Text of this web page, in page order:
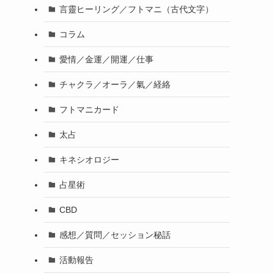
言靈ヒーリング／フトマニ（古代文字）
コラム
愛情／金運／開運／仕事
チャクラ／オーラ／氣／経絡
フトマニカード
太占
キネシオロジー
占星術
CBD
感想／質問／セッション秘話
活動報告